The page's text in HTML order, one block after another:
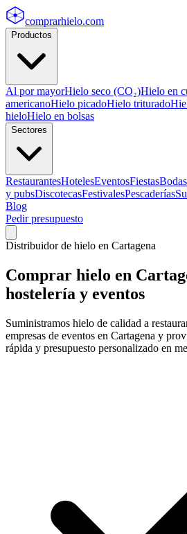
comprarhielo.com
Productos
Al por mayorHielo seco (CO₂)Hielo en
americanoHielo picadoHielo triturado
hieloHielo en bolsas
Sectores
RestaurantesHotelesEventosFiestasBodas
y pubsDiscotecasFestivalesPescaderías
Blog
Pedir presupuesto
Distribuidor de hielo en Cartagena
Comprar hielo en
hostelería y eventos
Suministramos hielo de calidad a
empresas de eventos en Cartagena y
rápida y presupuesto personalizado en